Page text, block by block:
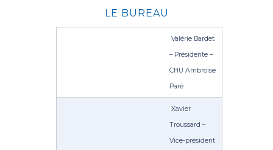
LE BUREAU
Valérie Bardet
– Présidente –
CHU Ambroise
Paré
Xavier
Troussard –
Vice-président